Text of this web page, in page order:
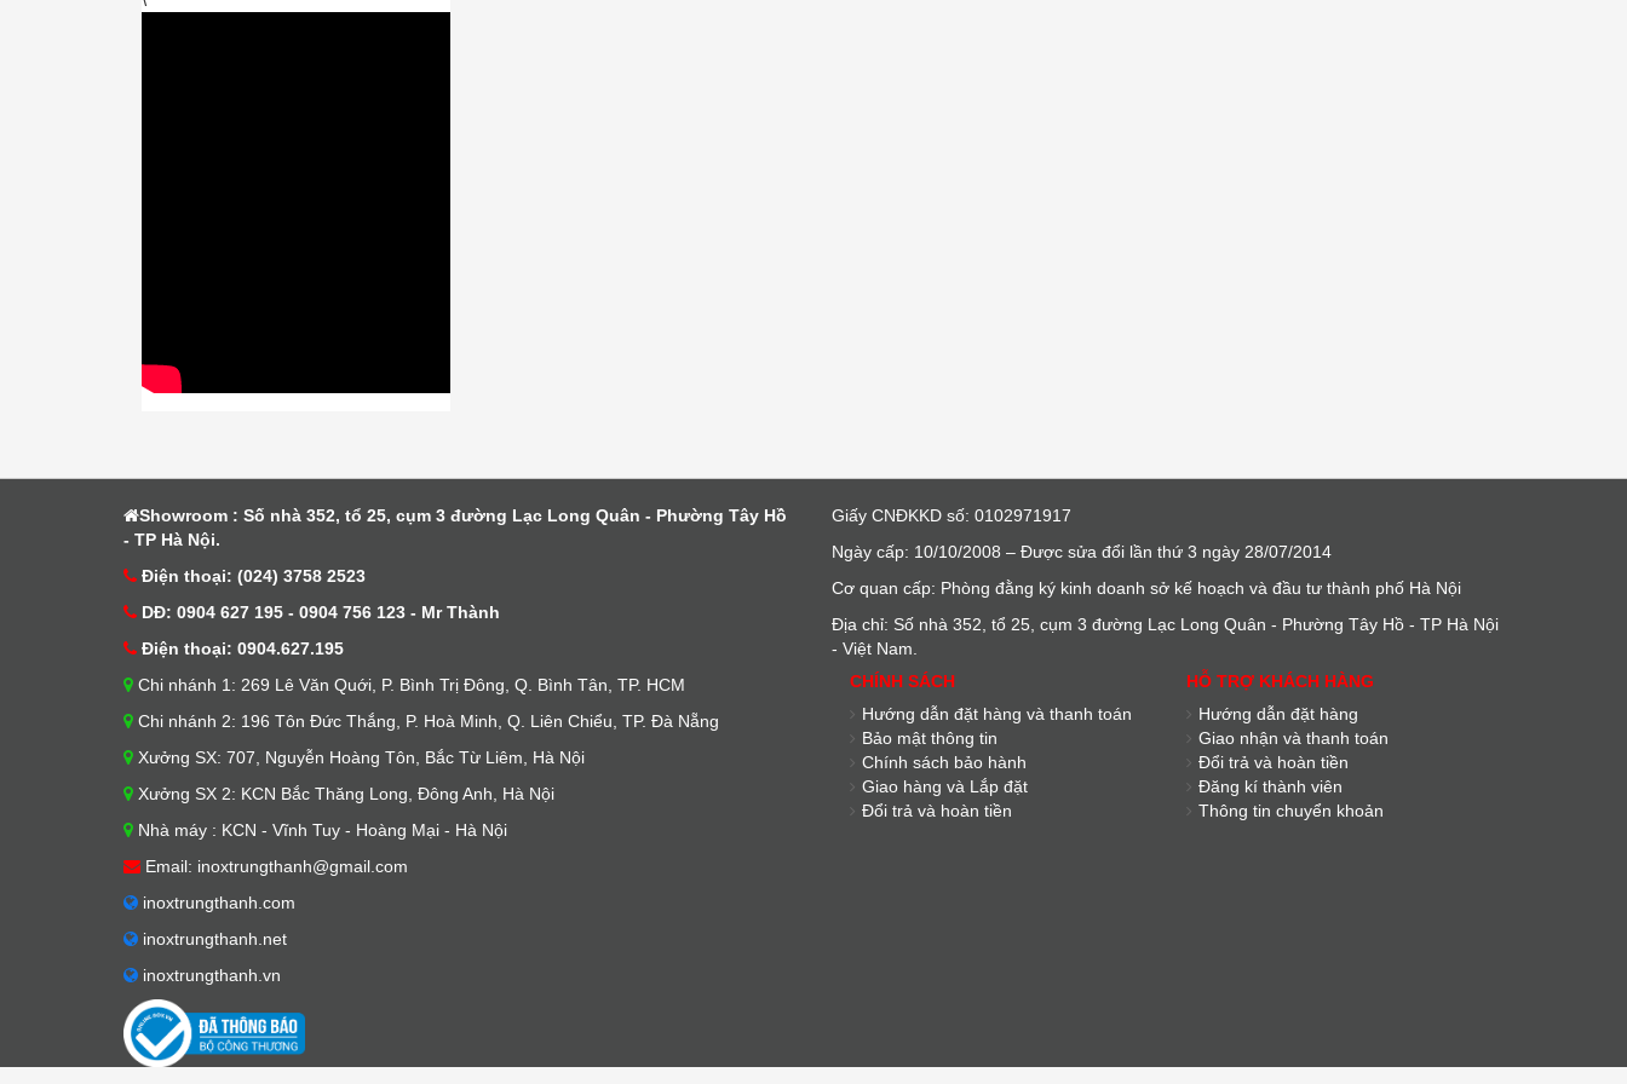
Showroom : Số nhà 352, tổ 25, cụm 3 đường Lạc Long Quân - Phường Tây Hồ
- TP Hà Nội.
Điện thoại: (024) 3758 2523
DĐ: 0904 627 195 - 0904 756 123 - Mr Thành
Điện thoại: 0904.627.195
Chi nhánh 1: 269 Lê Văn Quới, P. Bình Trị Đông, Q. Bình Tân, TP. HCM
Chi nhánh 2: 196 Tôn Đức Thắng, P. Hoà Minh, Q. Liên Chiểu, TP. Đà Nẵng
Xưởng SX: 707, Nguyễn Hoàng Tôn, Bắc Từ Liêm, Hà Nội
Xưởng SX 2: KCN Bắc Thăng Long, Đông Anh, Hà Nội
Nhà máy : KCN - Vĩnh Tuy - Hoàng Mại - Hà Nội
Email: inoxtrungthanh@gmail.com
inoxtrungthanh.com
inoxtrungthanh.net
inoxtrungthanh.vn
Giấy CNĐKKD số: 0102971917
Ngày cấp: 10/10/2008 – Được sửa đổi lần thứ 3 ngày 28/07/2014
Cơ quan cấp: Phòng đằng ký kinh doanh sở kế hoạch và đầu tư thành phố Hà Nội
Địa chỉ: Số nhà 352, tổ 25, cụm 3 đường Lạc Long Quân - Phường Tây Hồ - TP Hà Nội
- Việt Nam.
CHÍNH SÁCH
Hướng dẫn đặt hàng và thanh toán
Bảo mật thông tin
Chính sách bảo hành
Giao hàng và Lắp đặt
Đổi trả và hoàn tiền
HỖ TRỢ KHÁCH HÀNG
Hướng dẫn đặt hàng
Giao nhận và thanh toán
Đổi trả và hoàn tiền
Đăng kí thành viên
Thông tin chuyển khoản